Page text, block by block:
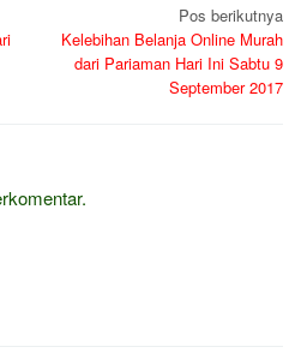
Pos berikutnya
Kelebihan Belanja Online Murah
dari Pariaman Hari Ini Sabtu 9
September 2017